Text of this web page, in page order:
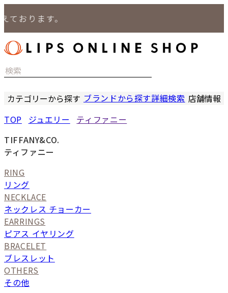
ります。
カテゴリーから探す
バッグ
小物
ジュエリー
セール商品
特集
ブランドから探す詳細検索 店舗情報
TOP ジュエリー
ティファニー
TIFFANY&CO.
ティファニー
RING
リング
NECKLACE
ネックレス チョーカー
EARRINGS
ピアス イヤリング
BRACELET
ブレスレット
OTHERS
その他